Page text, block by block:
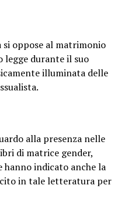
si oppose al matrimonio
legge durante il suo
illuminata delle
alla presenza nelle
di matrice gender,
indicato anche la
in tale letteratura per